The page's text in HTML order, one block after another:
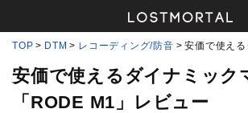
TOP DTM レコーディング/防音 安価で使え
安価で使えるダイナミック
「RODE M1」レビュー